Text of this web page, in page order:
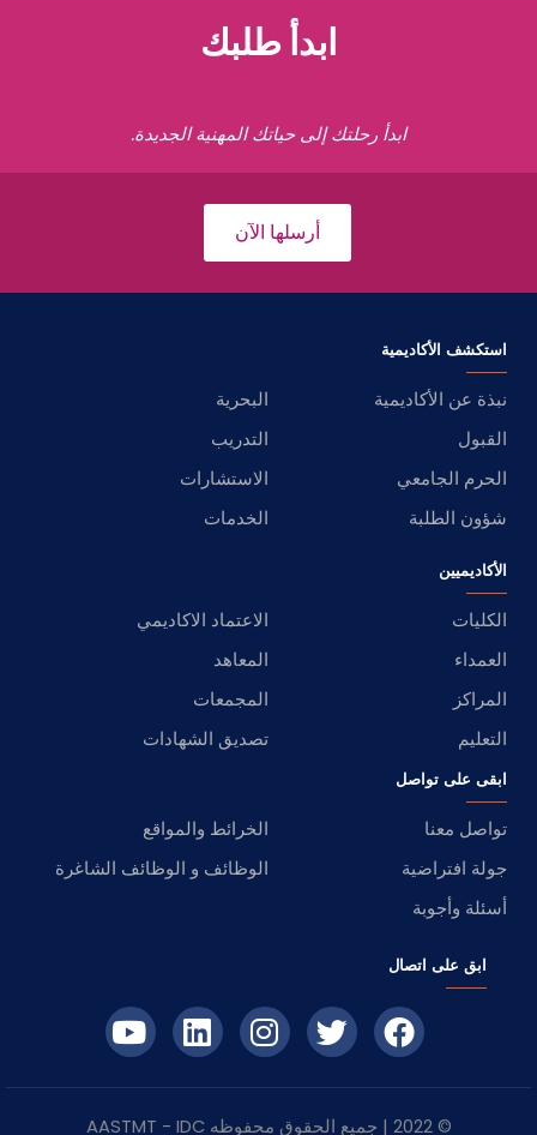
ابدأ طلبك
ابدأ رحلتك إلى حياتك المهنية الجديدة.
أرسلها الآن
استكشف الأكاديمية
نبذة عن الأكاديمية
البحرية
القبول
التدريب
الحرم الجامعي
الاستشارات
شؤون الطلبة
الخدمات
الأكاديميين
الكليات
الاعتماد الاكاديمي
العمداء
المعاهد
المراكز
المجمعات
التعليم
تصديق الشهادات
ابقى على تواصل
تواصل معنا
الخرائط والمواقع
جولة افتراضية
الوظائف و الوظائف الشاغرة
أسئلة وأجوبة
ابق على اتصال
© 2022 | جميع الحقوق محفوظه IDC
- AASTMT